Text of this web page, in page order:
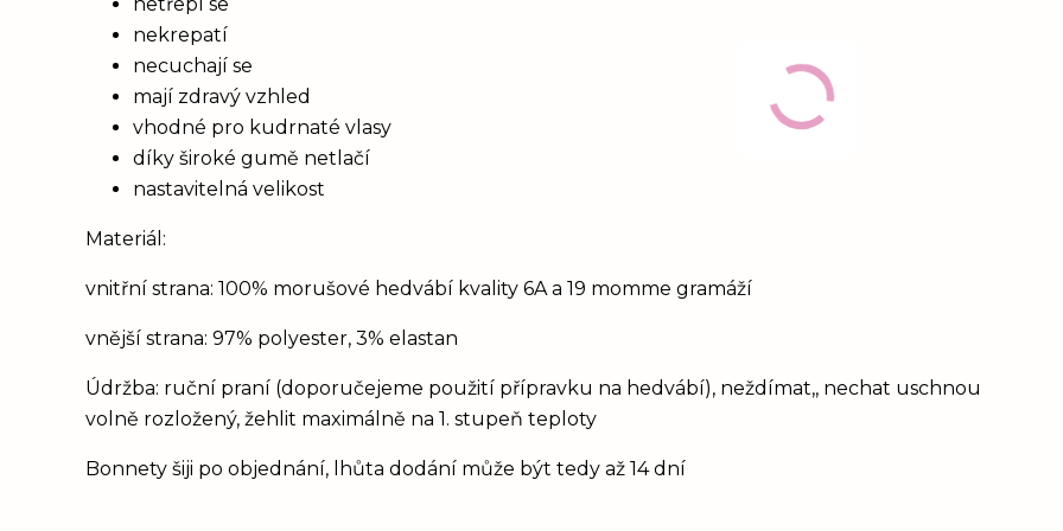
nekrepatí
necuchají se
mají zdravý vzhled
vhodné pro kudrnaté vlasy
díky široké gumě netlačí
nastavitelná velikost
Materiál:
vnitřní strana: 100% morušové hedvábí kvality 6A a 19 momme gramáží
vnější strana: 97% polyester, 3% elastan
Údržba: ruční praní (doporučejeme použití přípravku na hedvábí), neždímat,, nechat uschnou
volně rozložený, žehlit maximálně na 1. stupeň teploty
Bonnety šiji po objednání, lhůta dodání může být tedy až 14 dní